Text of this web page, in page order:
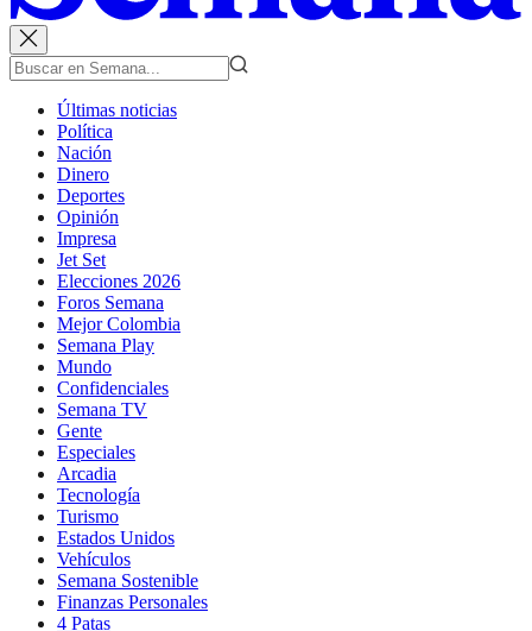
Últimas noticias
Política
Nación
Dinero
Deportes
Opinión
Impresa
Jet Set
Elecciones 2026
Foros Semana
Mejor Colombia
Semana Play
Mundo
Confidenciales
Semana TV
Gente
Especiales
Arcadia
Tecnología
Turismo
Estados Unidos
Vehículos
Semana Sostenible
Finanzas Personales
4 Patas